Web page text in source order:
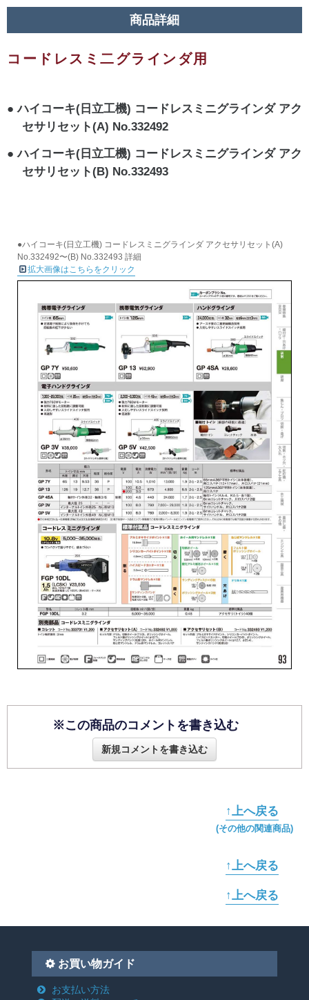
商品詳細
コードレスミ二グラインダ用
ハイコーキ(日立工機) コードレスミニグラインダ アク
セサリセット(A) No.332492
ハイコーキ(日立工機) コードレスミニグラインダ アク
セサリセット(B) No.332493
●ハイコーキ(日立工機) コードレスミニグラインダ アクセサリセット(A)
No.332492〜(B) No.332493 詳細
拡大画像はこちらをクリック
※この商品のコメントを書き込む
新規コメントを書き込む
↑上へ戻る
(その他の関連商品)
↑上へ戻る
↑上へ戻る
お買い物ガイド
お支払い方法